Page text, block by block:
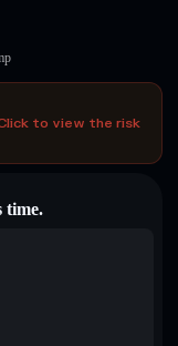
to view the risk
time.